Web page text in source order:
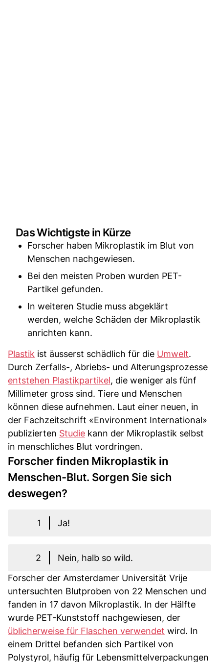
Das Wichtigste in Kürze
Forscher haben Mikroplastik im Blut von
Menschen nachgewiesen.
Bei den meisten Proben wurden PET-
Partikel gefunden.
In weiteren Studie muss abgeklärt
werden, welche Schäden der Mikroplastik
anrichten kann.
Plastik ist äusserst schädlich für die Umwelt.
Durch Zerfalls-, Abriebs- und Alterungsprozesse
entstehen Plastikpartikel, die weniger als fünf
Millimeter gross sind. Tiere und Menschen
können diese aufnehmen. Laut einer neuen, in
der Fachzeitschrift «Environment International»
publizierten Studie kann der Mikroplastik selbst
in menschliches Blut vordringen.
Forscher finden Mikroplastik in
Menschen-Blut. Sorgen Sie sich
deswegen?
1 Ja!
2
Nein, halb so wild.
Forscher der Amsterdamer Universität Vrije
untersuchten Blutproben von 22 Menschen und
fanden in 17 davon Mikroplastik. In der Hälfte
wurde PET-Kunststoff nachgewiesen, der
üblicherweise für Flaschen verwendet wird. In
einem Drittel befanden sich Partikel von
Polystyrol, häufig für Lebensmittelverpackungen